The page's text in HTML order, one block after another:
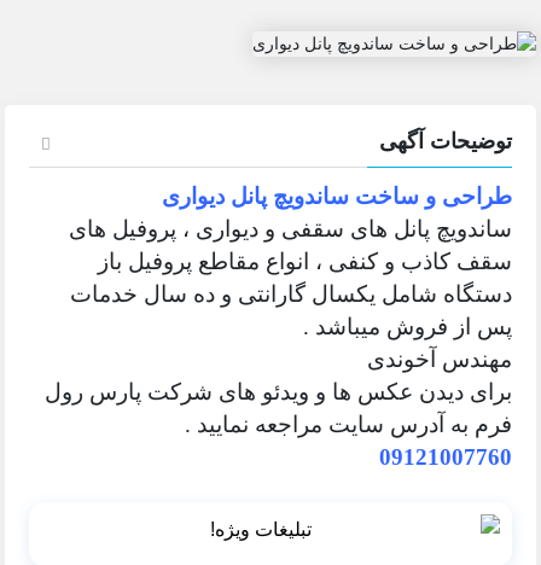
توضیحات آگهی
طراحی و ساخت ساندویچ پانل دیواری
ساندویچ پانل های سقفی و دیواری ، پروفیل های
سقف کاذب و کنفی ، انواع مقاطع پروفیل باز
دستگاه شامل یکسال گارانتی و ده سال خدمات
پس از فروش میباشد .
مهندس آخوندی
برای دیدن عکس ها و ویدئو های شرکت پارس رول
فرم به آدرس سایت مراجعه نمایید .
09121007760